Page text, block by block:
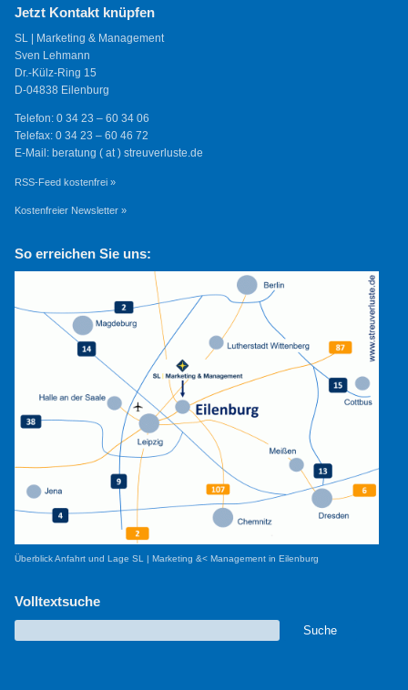
Jetzt Kontakt knüpfen
SL | Marketing & Management
Sven Lehmann
Dr.-Külz-Ring 15
D-04838 Eilenburg
Telefon: 0 34 23 – 60 34 06
Telefax: 0 34 23 – 60 46 72
E-Mail: beratung ( at ) streuverluste.de
RSS-Feed kostenfrei »
Kostenfreier Newsletter »
So erreichen Sie uns:
Überblick Anfahrt und Lage SL | Marketing &< Management in Eilenburg
Volltextsuche